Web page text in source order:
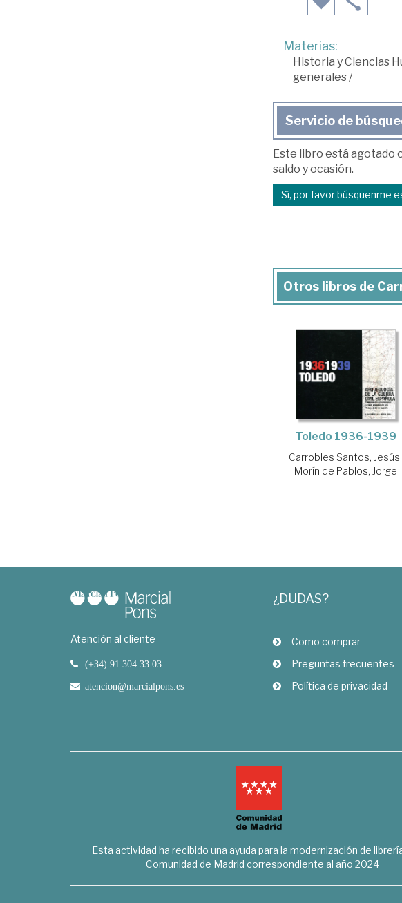
Materias:
Historia y Ciencias
generales/
Servicio de
Este libro está agotado
saldo y ocasión.
Sí, por favor búsquenme
Otros libros de
Toledo 1936-1939
Carrobles Santos, Jesús;
Morín de Pablos, Jorge
Atención al cliente
(+34) 91 304 33 03
atencion@marcialpons.es
¿DUDAS?
Como comprar
Preguntas frecuentes
Política de privacidad
Esta actividad ha recibido una ayuda para la modernización de
Comunidad de Madrid correspondiente al año 2024